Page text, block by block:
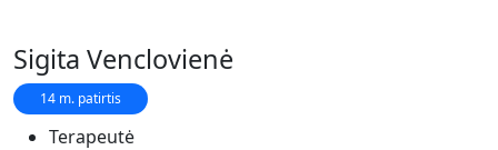
Sigita Venclovienė
14 m. patirtis
Terapeutė